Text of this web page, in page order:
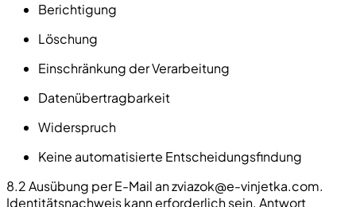
Berichtigung
Löschung
Einschränkung der Verarbeitung
Datenübertragbarkeit
Widerspruch
Keine automatisierte Entscheidungsfindung
8.2 Ausübung per E-Mail anzviazok@e-vinjetka.com.
Identitätsnachweis kann erforderlich sein. Antwort